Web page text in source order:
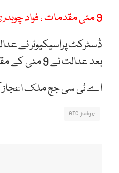
9 مئی مقدمات ، فواد چوہدری کی عبوری ضمانت منظور ، گرفتاری سے روکدیا گیا
ڈسٹرکٹ پراسیکیوٹر نے
بعد عدالت نے 9 مئی کے مقدمات کی سماعت بغیر کارروائی کے 30 اپریل تک ملتوی کر دی۔
اے ٹی سی جج ملک اعجاز
ATC judge